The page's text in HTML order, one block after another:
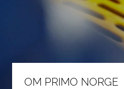
OM PRIMO NORGE